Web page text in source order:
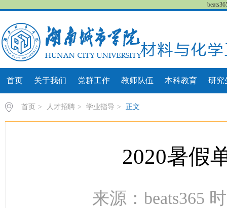
首页 关于我们 党群工作 教师队伍 本科教育 研究
首页 > 人才招聘 > 学业指导 > 正文
2020暑假
来源：beats365